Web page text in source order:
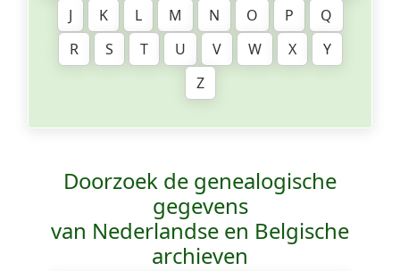
J
K L M N O P
Q
R
S T U V W X
Y
Z
Doorzoek de genealogische
gegevens
van Nederlandse en Belgische
archieven